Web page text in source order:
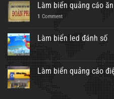
Làm biển quảng cáo
1 Comment
Làm biển led đánh số
Làm biển quảng cáo